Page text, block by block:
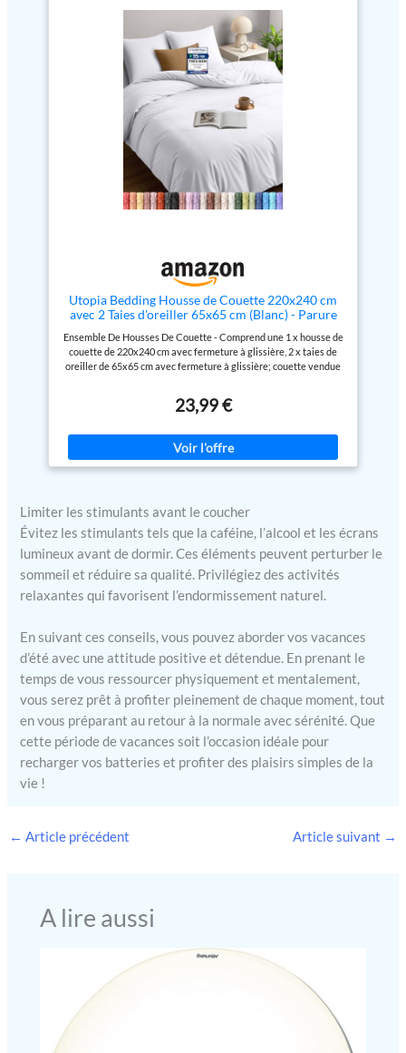
lavage. Durable - La haute
solide, durable et moins
susceptible de se déchirer. Une
Fermeture Parfaitement Cousue
- La fermeture est cousue à la
perfection pour fixer la couette
en place. Entretien facile -
Lavage en machine à froid, cycle
délicat, séchage par culbutage
ou repassage à basse
température, ne pas blanchir.
repos profond et réparateur,
plongeant le dormeur dans une
douceur remarquable à chaque
toucher. Adaptabilité Impeccable
: Spécialement conçu pour
s'adapter sans effort à tous
types de matelas allant jusqu’à
25 cm d'épaisseur, cet ensemble
garantit une tenue sûre et sans
glissement toute la nuit. Qualité,
Durabilité, et Style : Avec 9
couleurs élégantes et 5 tailles
disponibles, notre linge de lit
combine esthétique et
fonctionnalité durable. Chaque
tout en promettant un usage
Sûre et Saine: Notre parure de lit,
certifiée Oeko-Tex, assure un
exempt de substances nocives.
Cette certification apporte une
tranquillité d'esprit pour ceux qui
être dans leur espace de repos.
Facilité d'Entretien : Lavable à
lit est conçu pour un entretien
sans tracas. Résistant aux plis et
conservant sa couleur et sa
assurant une propreté et une
élégance constantes.
Utopia Bedding Housse de Couette 220x240 cm
avec 2 Taies d'oreiller 65x65 cm (Blanc) - Parure
de lit 220 x 240 cm - Ensembles de Housses de
Couette en Microfibre brossée Douce
Ensemble De Housses De Couette - Comprend une 1 x housse de
couette de 220x240 cm avec fermeture à glissière, 2 x taies de
oreiller de 65x65 cm avec fermeture à glissière; couette vendue
et résistants à la décoloration et les protège contre le
traction le rend solide, durable et moins susceptible de se
déchirer. Une Fermeture Parfaitement Cousue - La fermeture est
cousue à la perfection pour fixer la couette en place. Entretien
23,99 €
Limiter les stimulants avant le coucher
Évitez les stimulants tels que la caféine, l’alcool et les écrans
lumineux avant de dormir. Ces éléments peuvent perturber le
sommeil et réduire sa qualité. Privilégiez des activités
relaxantes qui favorisent l’endormissement naturel.
En suivant ces conseils, vous pouvez aborder vos vacances
d’été avec une attitude positive et détendue. En prenant le
temps de vous ressourcer physiquement et mentalement,
vous serez prêt à profiter pleinement de chaque moment, tout
en vous préparant au retour à la normale avec sérénité. Que
cette période de vacances soit l’occasion idéale pour
recharger vos batteries et profiter des plaisirs simples de la
vie !
← Article précédent Article suivant →
A lire aussi